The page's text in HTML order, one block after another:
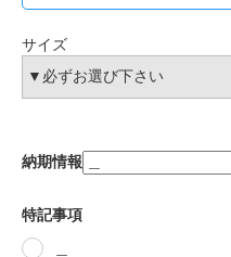
サイズ
納期情報
特記事項